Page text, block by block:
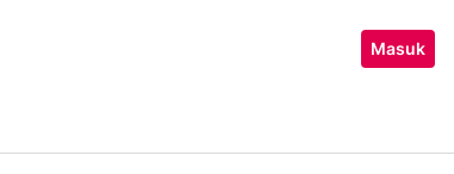
Masuk